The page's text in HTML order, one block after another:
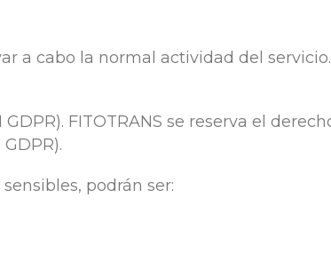
a cabo la normal actividad del servicio.
FITOTRANS se reserva el
podrán ser: